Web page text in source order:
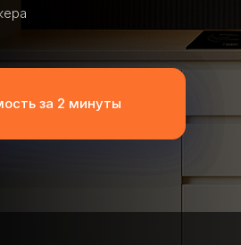
за 2 минуты
за 2 минуты